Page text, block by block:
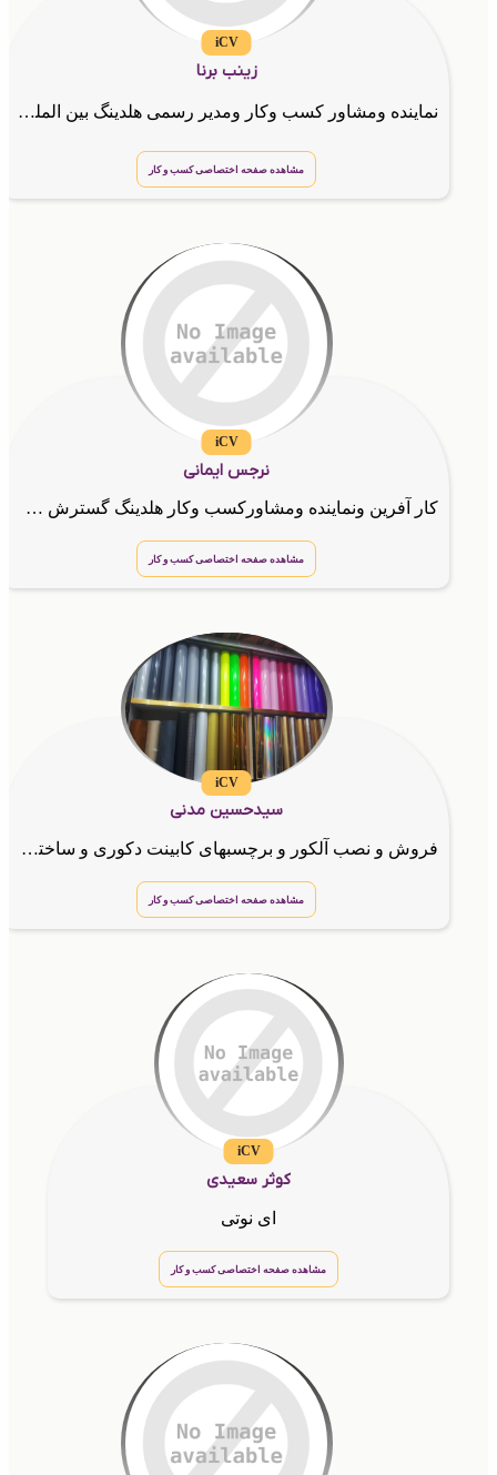
iCV
زینب برنا
نماینده ومشاور کسب وکار ومدیر رسمی هلدینگ بین المللی چرا باید همین حالا وارد کسب و کار اینترنتی بشی؟ 💻✨ تا چند سال پیش برای راه اندازی یک کسب و کار باید مغازه اجاره میکردی, جنس میخریدی, کلی هزین
مشاهده صفحه اختصاصی کسب و کار
iCV
نرجس ایمانی
کار آفرین ونماینده ومشاورکسب وکار هلدینگ گسترش طراحان نقش الماس
مشاهده صفحه اختصاصی کسب و کار
iCV
سیدحسین مدنی
فروش و نصب آلکور و برچسبهای کابینت دکوری و ساختمانی,برچسبهای شیشه مات کن, و رفلکس شیشه,
مشاهده صفحه اختصاصی کسب و کار
iCV
کوثر سعیدی
ای نوتی
مشاهده صفحه اختصاصی کسب و کار